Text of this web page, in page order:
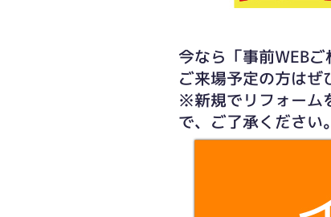
今なら「事前WEB
ご来場予定の方はぜ
※新規でリフォーム
で、ご了承ください。